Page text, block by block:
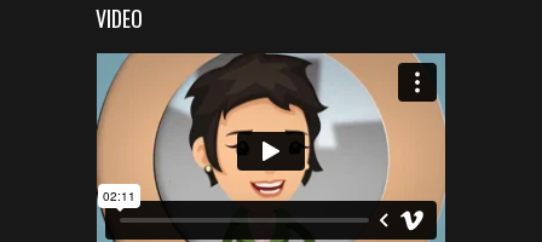
VIDEO